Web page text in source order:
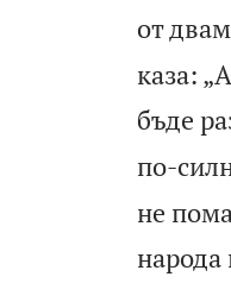
от
каза:
бъде
по-
не